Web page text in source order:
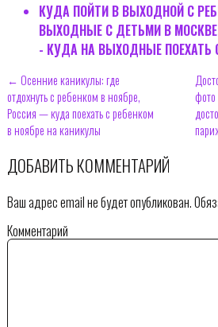
КУДА ПОЙТИ В ВЫХОДНОЙ С
ВЫХОДНЫЕ С ДЕТЬМИ В
- КУДА НА ВЫХОДНЫЕ ПОЕХАТЬ
← Осенние каникулы: где
отдохнуть с ребенком в ноябре,
Россия — куда поехать с ребенком
в ноябре на каникулы
ДОБАВИТЬ КОММЕНТАРИЙ
Ваш адрес email не будет опубликован.
Комментарий